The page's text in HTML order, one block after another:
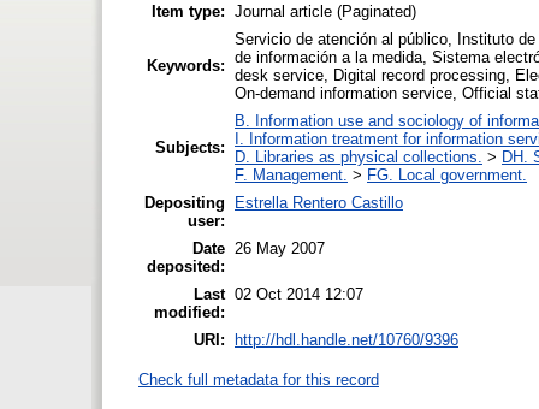
Item type: Journal article (Paginated)
Keywords:
Servicio de atención al público, Instituto
de información a la medida, Sistema
desk service, Digital record processing,
On-demand information service, Official
Subjects:
B. Information use and sociology of
I. Information treatment for information
D. Libraries as physical collections. > DH.
F. Management. > FG. Local government.
Depositing
user:
Estrella Rentero Castillo
Date
deposited:
26 May 2007
Last
modified:
02 Oct 2014 12:07
URI: http://hdl.handle.net/10760/9396
Check full metadata for this record